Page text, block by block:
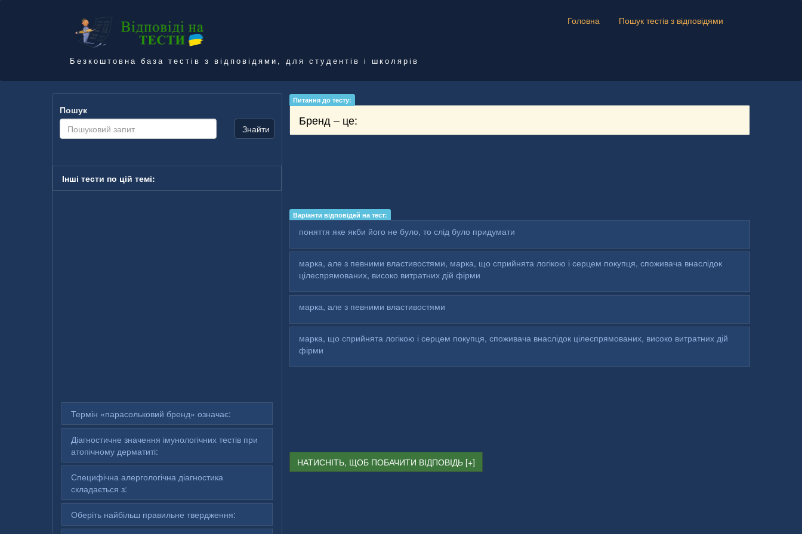
Безкоштовна база тестів з відповідями, для студентів і школярів
Головна Пошук тестів з відповідями
Питання до тесту:
Бренд – це:
Варіанти відповідей на тест:
поняття яке якби його не було, то слід було придумати
марка, але з певними властивостями, марка, що сприйнята логікою і серцем покупця, споживача внаслідок
цілеспрямованих, високо витратних дій фірми
марка, але з певними властивостями
марка, що сприйнята логікою і серцем покупця, споживача внаслідок цілеспрямованих, високо витратних дій
фірми
НАТИСНІТЬ, ЩОБ ПОБАЧИТИ ВІДПОВІДЬ
Пошук
Знайти
Інші тести по цій темі:
Термін «парасольковий бренд» означає:
Діагностичне значення імунологічних тестів при
атопічному дерматиті:
Специфічна алергологічна діагностика
складається з:
Оберіть найбільш правильне твердження: